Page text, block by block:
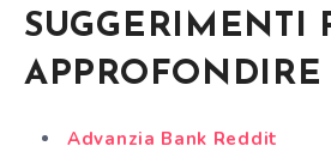
SUGGERIMENTI
APPROFONDIRE
Advanzia Bank Reddit